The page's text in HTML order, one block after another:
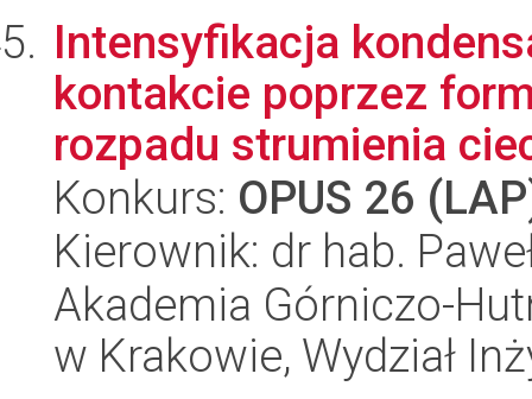
Intensyfikacja
kontakcie poprzez
rozpadu strumienia
Konkurs: OPUS 26
Kierownik: dr hab.
Akademia Górniczo-
w Krakowie, Wydział